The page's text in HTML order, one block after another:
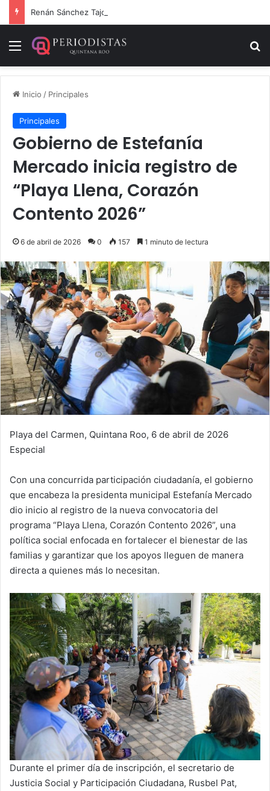
Menú
Inicio / Principales
Principales
Gobierno de Estefanía
Mercado inicia registro de
“Playa Llena, Corazón
Contento 2026”
6 de abril de 2026 0 157 1 minuto de lectura
Playa del Carmen, Quintana Roo, 6 de abril de 2026
Especial
Con una concurrida participación ciudadanía, el gobierno
que encabeza la presidenta municipal Estefanía Mercado
dio inicio al registro de la nueva convocatoria del
programa “Playa Llena, Corazón Contento 2026”, una
política social enfocada en fortalecer el bienestar de las
familias y garantizar que los apoyos lleguen de manera
directa a quienes más lo necesitan.
Durante el primer día de inscripción, el secretario de
Justicia Social y Participación Ciudadana, Rusbel Pat,